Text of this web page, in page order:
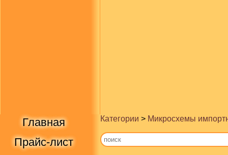
Главная
Прайс-лист
Категории > Микросхемы